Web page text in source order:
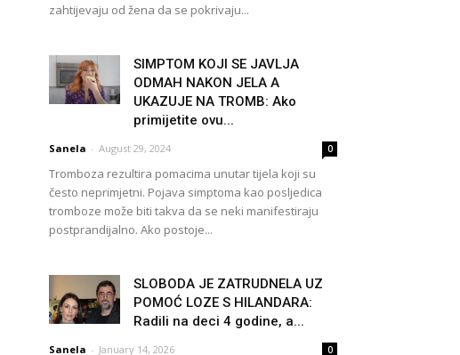
zahtijevaju od žena da se pokrivaju...
SIMPTOM KOJI SE JAVLJA
ODMAH NAKON JELA A
UKAZUJE NA TROMB: Ako
primijetite ovu...
Sanela - August 29, 2024 0
Tromboza rezultira pomacima unutar tijela koji su
često neprimjetni. Pojava simptoma kao posljedica
tromboze može biti takva da se neki manifestiraju
postprandijalno. Ako postoje...
SLOBODA JE ZATRUDNELA UZ
POMOĆ LOZE S HILANDARA:
Radili na deci 4 godine, a...
Sanela - January 14, 2026 0